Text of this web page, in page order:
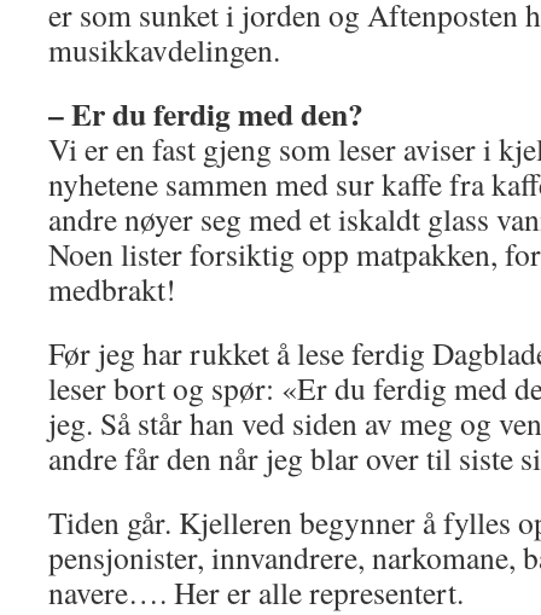
er som sunket i jorden og Aftenposten
musikkavdelingen.
– Er du ferdig med den?
Vi er en fast gjeng som leser aviser i
nyhetene sammen med sur kaffe fra
andre nøyer seg med et iskaldt glass
Noen lister forsiktig opp matpakken,
medbrakt!
Før jeg har rukket å lese ferdig
leser bort og spør: «Er du ferdig med
jeg. Så står han ved siden av meg og
andre får den når jeg blar over til siste
Tiden går. Kjelleren begynner å fylles
pensjonister, innvandrere, narkomane,
navere…. Her er alle representert.